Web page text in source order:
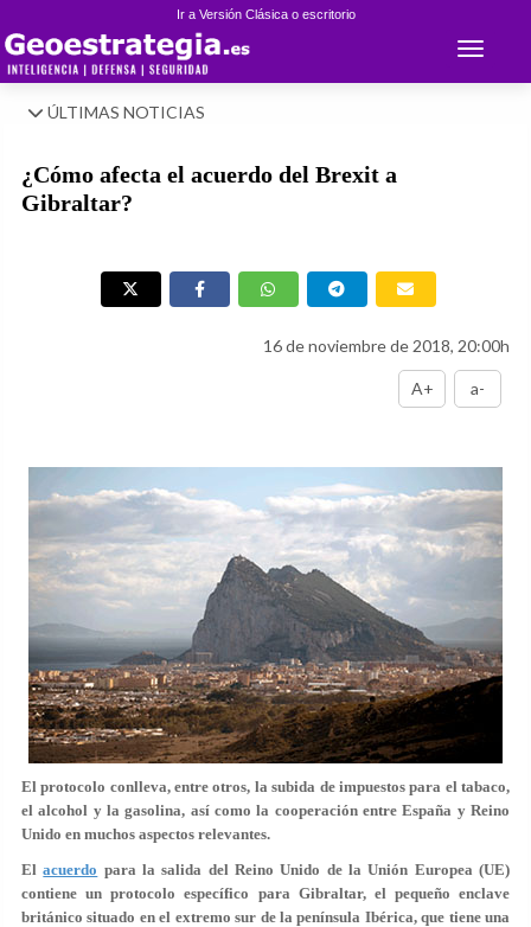
Ir a Versión Clásica o escritorio
Toggle
ÚLTIMAS NOTICIAS
¿Cómo afecta el acuerdo del Brexit a
Gibraltar?
16 de noviembre de 2018, 20:00h
A+ a-
El protocolo conlleva, entre otros, la subida de impuestos para el tabaco,
el alcohol y la gasolina, así como la cooperación entre España y Reino
Unido en muchos aspectos relevantes.
Elacuerdo para la salida del Reino Unido de la Unión Europea (UE)
contiene un protocolo específico para Gibraltar, el pequeño enclave
británico situado en el extremo sur de la península Ibérica, que tiene una